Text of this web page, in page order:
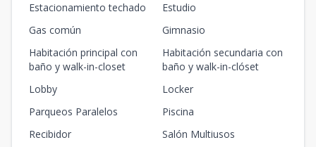
Estacionamiento techado
Estudio
Gas común
Gimnasio
Habitación principal con
baño y walk-in-closet
Habitación secundaria con
baño y walk-in-clóset
Lobby
Locker
Parqueos Paralelos
Piscina
Recibidor
Salón Multiusos